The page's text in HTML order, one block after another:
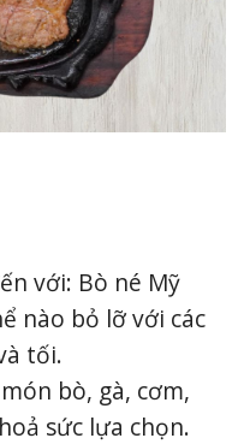
với: Bò né Mỹ
nào bỏ lỡ với các
tối.
bò, gà, cơm,
sức lựa chọn.